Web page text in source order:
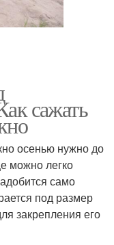
сажать
осенью нужно до
можно легко
само
под размер
закрепления его